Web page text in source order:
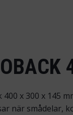
400 x 300 x 145
när smådelar,